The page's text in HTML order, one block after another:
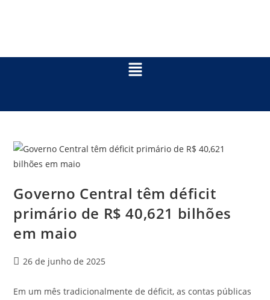
Governo Central têm déficit
primário de R$ 40,621 bilhões
em maio
26 de junho de 2025
Em um mês tradicionalmente de déficit, as contas públicas